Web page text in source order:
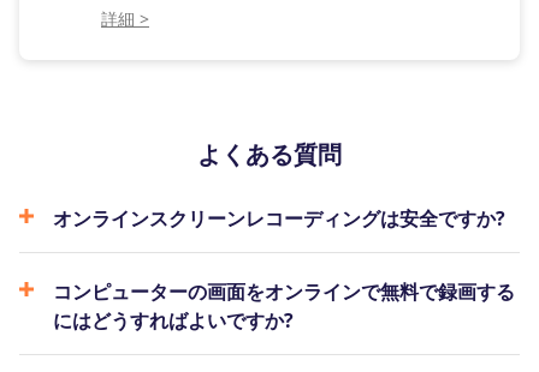
詳細 >
よくある質問
オンラインスクリーンレコーディングは安全ですか?
コンピューターの画面をオンラインで無料で録画する
にはどうすればよいですか?